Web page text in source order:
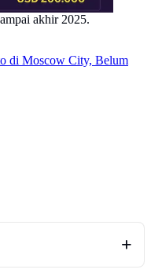
akhir 2025.
di Moscow City, Belum